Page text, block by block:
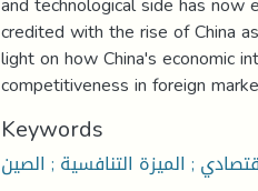
credited with the rise of China
light on how China's economic
competitiveness in foreign
Keywords
; الميزة التنافسية ; الصين